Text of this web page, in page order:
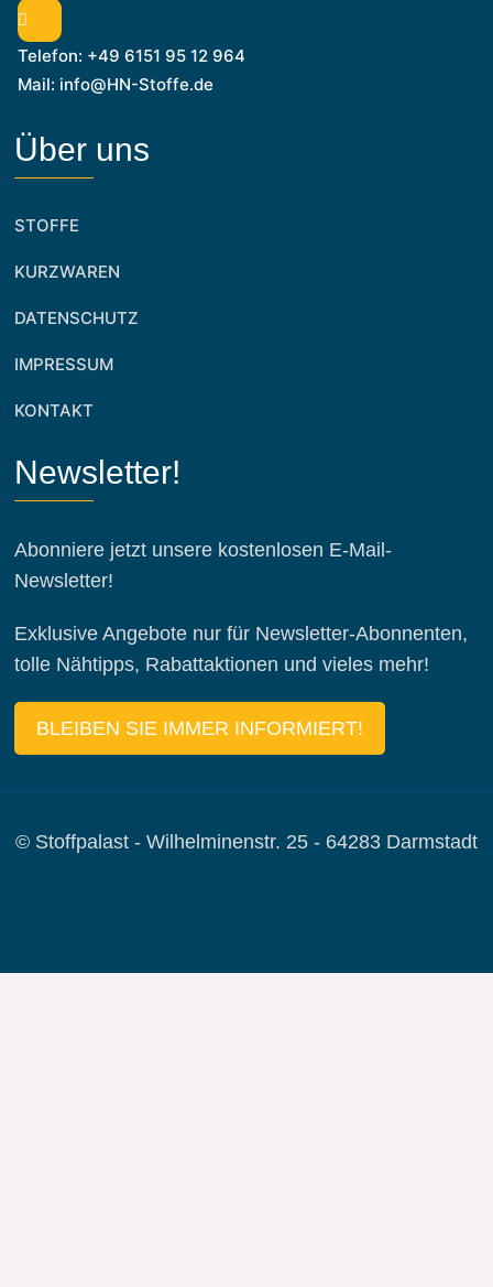
Telefon: +49 6151 95 12 964
Mail: info@HN-Stoffe.de
Über uns
STOFFE
KURZWAREN
DATENSCHUTZ
IMPRESSUM
KONTAKT
Newsletter!
Abonniere jetzt unsere kostenlosen E-Mail-
Newsletter!
Exklusive Angebote nur für Newsletter-Abonnenten,
tolle Nähtipps, Rabattaktionen und vieles mehr!
BLEIBEN SIE IMMER INFORMIERT!
© Stoffpalast - Wilhelminenstr. 25 - 64283 Darmstadt